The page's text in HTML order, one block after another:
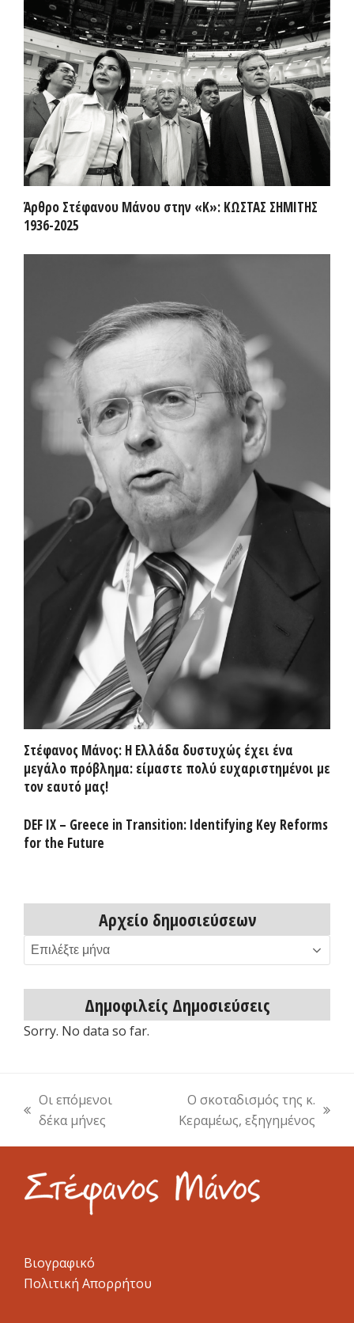
Άρθρο Στέφανου Μάνου στην «Κ»: ΚΩΣΤΑΣ ΣΗΜΙΤΗΣ
1936-2025
Στέφανος Μάνος: Η Ελλάδα δυστυχώς έχει ένα
μεγάλο πρόβλημα: είμαστε πολύ ευχαριστημένοι με
τον εαυτό μας!
DEF IX – Greece in Transition: Identifying Key Reforms
for the Future
Αρχείο δημοσιεύσεων
Αρχείο
δημοσιεύσεων
Δημοφιλείς Δημοσιεύσεις
Sorry. No data so far.
previous
Οι επόμενοι
δέκα μήνες
Ο σκοταδισμός της κ.
Κεραμέως, εξηγημένος
Βιογραφικό
Πολιτική Απορρήτου